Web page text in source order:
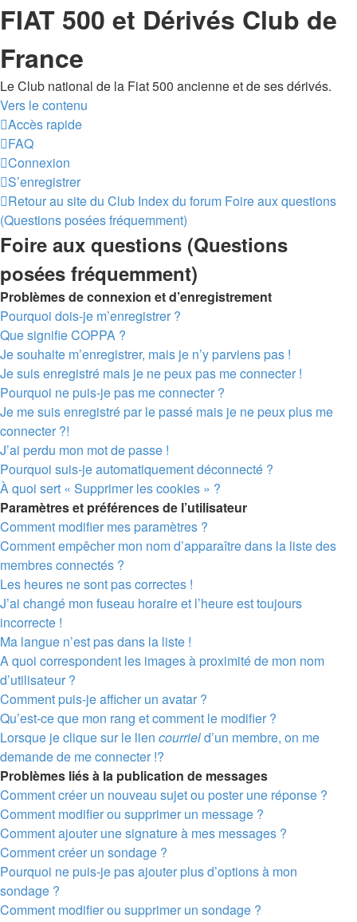
FIAT 500 et Dérivés Club de
France
Le Club national de la Fiat 500 ancienne et de ses dérivés.
Vers le contenu
Accès rapide
FAQ
Connexion
S’enregistrer
Retour au site du Club Index du forum Foire aux questions
(Questions posées fréquemment)
Foire aux questions (Questions
posées fréquemment)
Problèmes de connexion et d’enregistrement
Pourquoi dois-je m’enregistrer ?
Que signifie COPPA ?
Je souhaite m’enregistrer, mais je n’y parviens pas !
Je suis enregistré mais je ne peux pas me connecter !
Pourquoi ne puis-je pas me connecter ?
Je me suis enregistré par le passé mais je ne peux plus me
connecter ?!
J’ai perdu mon mot de passe !
Pourquoi suis-je automatiquement déconnecté ?
À quoi sert « Supprimer les cookies » ?
Paramètres et préférences de l’utilisateur
Comment modifier mes paramètres ?
Comment empêcher mon nom d’apparaître dans la liste des
membres connectés ?
Les heures ne sont pas correctes !
J’ai changé mon fuseau horaire et l’heure est toujours
incorrecte !
Ma langue n’est pas dans la liste !
A quoi correspondent les images à proximité de mon nom
d’utilisateur ?
Comment puis-je afficher un avatar ?
Qu’est-ce que mon rang et comment le modifier ?
Lorsque je clique sur le lien courrield’un membre, on me
demande de me connecter !?
Problèmes liés à la publication de messages
Comment créer un nouveau sujet ou poster une réponse ?
Comment modifier ou supprimer un message ?
Comment ajouter une signature à mes messages ?
Comment créer un sondage ?
Pourquoi ne puis-je pas ajouter plus d’options à mon
sondage ?
Comment modifier ou supprimer un sondage ?